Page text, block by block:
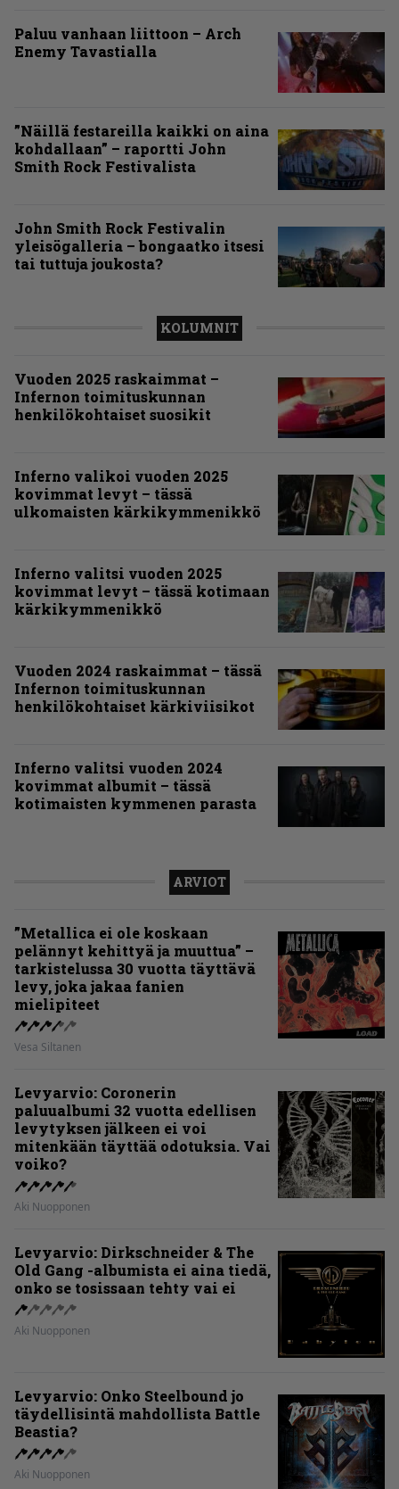
Paluu vanhaan liittoon – Arch
Enemy Tavastialla
”Näillä festareilla kaikki on aina
kohdallaan” – raportti John
Smith Rock Festivalista
John Smith Rock Festivalin
yleisögalleria – bongaatko itsesi
tai tuttuja joukosta?
KOLUMNIT
Vuoden 2025 raskaimmat –
Infernon toimituskunnan
henkilökohtaiset suosikit
Inferno valikoi vuoden 2025
kovimmat levyt – tässä
ulkomaisten kärkikymmenikkö
Inferno valitsi vuoden 2025
kovimmat levyt – tässä kotimaan
kärkikymmenikkö
Vuoden 2024 raskaimmat – tässä
Infernon toimituskunnan
henkilökohtaiset kärkiviisikot
Inferno valitsi vuoden 2024
kovimmat albumit – tässä
kotimaisten kymmenen parasta
ARVIOT
”Metallica ei ole koskaan
pelännyt kehittyä ja muuttua” –
tarkistelussa 30 vuotta täyttävä
levy, joka jakaa fanien
mielipiteet
Vesa Siltanen
Levyarvio: Coronerin
paluualbumi 32 vuotta edellisen
levytyksen jälkeen ei voi
mitenkään täyttää odotuksia. Vai
voiko?
Aki Nuopponen
Levyarvio: Dirkschneider & The
Old Gang -albumista ei aina tiedä,
onko se tosissaan tehty vai ei
Aki Nuopponen
Levyarvio: Onko Steelbound jo
täydellisintä mahdollista Battle
Beastia?
Aki Nuopponen